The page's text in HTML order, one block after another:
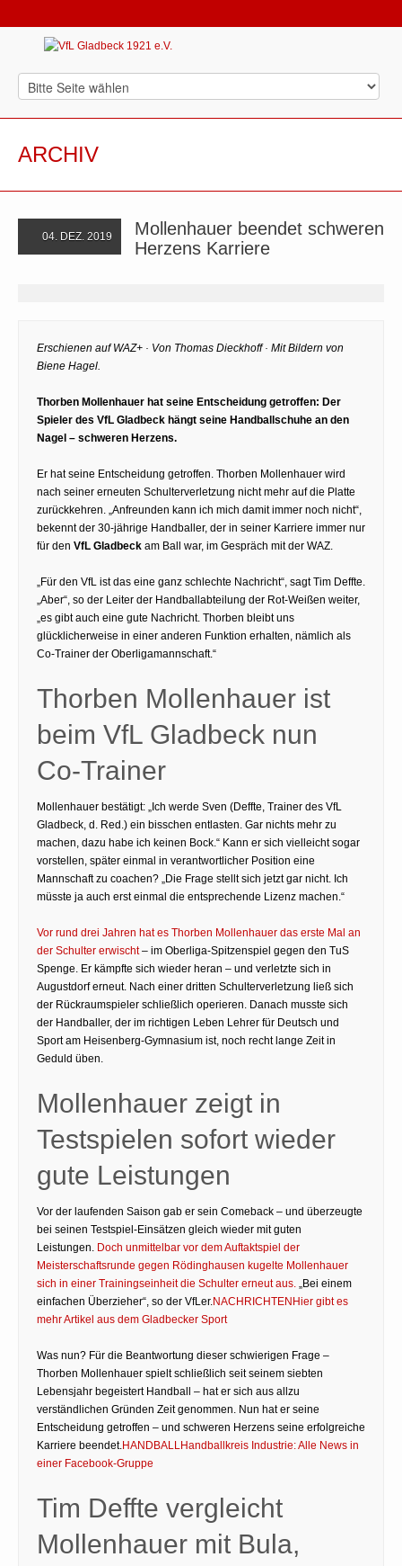
ARCHIV
04. DEZ. 2019
Mollenhauer beendet schweren
Herzens Karriere
Erschienen auf WAZ+ · Von Thomas Dieckhoff · Mit Bildern von
Biene Hagel.
Thorben Mollenhauer hat seine Entscheidung getroffen: Der
Spieler des VfL Gladbeck hängt seine Handballschuhe an den
Nagel – schweren Herzens.
Er hat seine Entscheidung getroffen. Thorben Mollenhauer wird
nach seiner erneuten Schulterverletzung nicht mehr auf die Platte
zurückkehren. „Anfreunden kann ich mich damit immer noch nicht“,
bekennt der 30-jährige Handballer, der in seiner Karriere immer nur
für den VfL Gladbeck am Ball war, im Gespräch mit der WAZ.
„Für den VfL ist das eine ganz schlechte Nachricht“, sagt Tim Deffte.
„Aber“, so der Leiter der Handballabteilung der Rot-Weißen weiter,
„es gibt auch eine gute Nachricht. Thorben bleibt uns
glücklicherweise in einer anderen Funktion erhalten, nämlich als
Co-Trainer der Oberligamannschaft.“
Thorben Mollenhauer ist
beim VfL Gladbeck nun
Co-Trainer
Mollenhauer bestätigt: „Ich werde Sven (Deffte, Trainer des VfL
Gladbeck, d. Red.) ein bisschen entlasten. Gar nichts mehr zu
machen, dazu habe ich keinen Bock.“ Kann er sich vielleicht sogar
vorstellen, später einmal in verantwortlicher Position eine
Mannschaft zu coachen? „Die Frage stellt sich jetzt gar nicht. Ich
müsste ja auch erst einmal die entsprechende Lizenz machen.“
Vor rund drei Jahren hat es Thorben Mollenhauer das erste Mal an
der Schulter erwischt– im Oberliga-Spitzenspiel gegen den TuS
Spenge. Er kämpfte sich wieder heran – und verletzte sich in
Augustdorf erneut. Nach einer dritten Schulterverletzung ließ sich
der Rückraumspieler schließlich operieren. Danach musste sich
der Handballer, der im richtigen Leben Lehrer für Deutsch und
Sport am Heisenberg-Gymnasium ist, noch recht lange Zeit in
Geduld üben.
Mollenhauer zeigt in
Testspielen sofort wieder
gute Leistungen
Vor der laufenden Saison gab er sein Comeback – und überzeugte
bei seinen Testspiel-Einsätzen gleich wieder mit guten
Leistungen. Doch unmittelbar vor dem Auftaktspiel der
Meisterschaftsrunde gegen Rödinghausen kugelte Mollenhauer
sich in einer Trainingseinheit die Schulter erneut aus. „Bei einem
einfachen Überzieher“, so der VfLer.NACHRICHTENHier gibt es
mehr Artikel aus dem Gladbecker Sport
Was nun? Für die Beantwortung dieser schwierigen Frage –
Thorben Mollenhauer spielt schließlich seit seinem siebten
Lebensjahr begeistert Handball – hat er sich aus allzu
verständlichen Gründen Zeit genommen. Nun hat er seine
Entscheidung getroffen – und schweren Herzens seine erfolgreiche
Karriere beendet.HANDBALLHandballkreis Industrie: Alle News in
einer Facebook-Gruppe
Tim Deffte vergleicht
Mollenhauer mit Bula,